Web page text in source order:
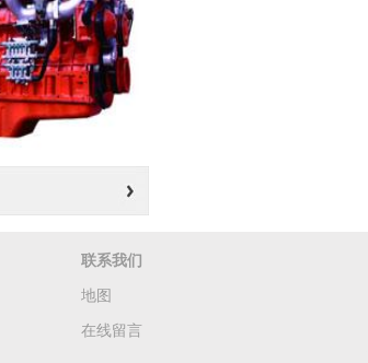
联系我们
地图
在线留言